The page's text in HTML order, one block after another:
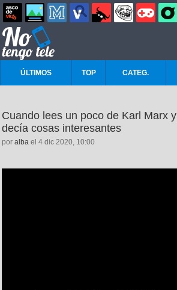
ÚLTIMOS TOP CATEG.
Cuando lees un poco de Karl Marx
decía cosas interesantes
por alba el 4 dic 2020, 10:00